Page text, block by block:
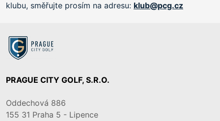
klubu, směřujte prosím na adresu: klub@pcg.cz
PRAGUE CITY GOLF, S.R.O.
Oddechová 886
155 31 Praha 5 - Lipence